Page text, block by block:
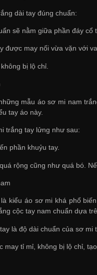
dài tay đúng chuẩn:
sẽ nằm giữa phần đáy cổ
được may nối vừa vặn với
bị lộ chỉ.
mẫu áo sơ mi nam
tay áo này.
trắng tay lửng như sau:
phần khuỷu tay.
rộng cũng như quá bó.
kiểu áo sơ mi khá phổ
cộc tay nam chuẩn dựa
là độ dài chuẩn của sơ mi
may tỉ mỉ, không bị lộ chỉ,